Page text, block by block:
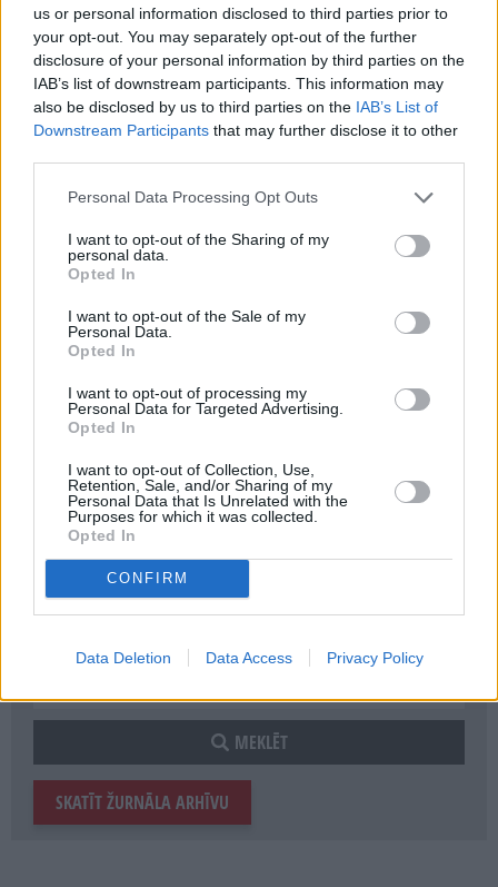
us or personal information disclosed to third parties prior to
your opt-out. You may separately opt-out of the further
disclosure of your personal information by third parties on the
IAB’s list of downstream participants. This information may
also be disclosed by us to third parties on the IAB’s List of
Downstream Participants that may further disclose it to other
Personal Data Processing Opt Outs
I want to opt-out of the Sharing of my
personal data.
Opted In
I want to opt-out of the Sale of my
Personal Data.
Opted In
I want to opt-out of processing my
Personal Data for Targeted Advertising.
Opted In
I want to opt-out of Collection, Use,
Retention, Sale, and/or Sharing of my
Personal Data that Is Unrelated with the
Purposes for which it was collected.
Opted In
CONFIRM
Data Deletion Data Access Privacy Policy
Abonēšanas perioda sākums:
2026. gada septembris
Mēnešu skaits:
4 mēneši /20.00 Eur
3 izdevumi / 6.67 Eur par izdevumu *
*Visas cenas portālā ManiZurnali.lv norādītas € ar PVN.
Žurnālu izdevumu skaits var atšķirties, kā to nosaka Lietošanas
Seko mums
MEKLĒT
SKATĪT ŽURNĀLA ARHĪVU